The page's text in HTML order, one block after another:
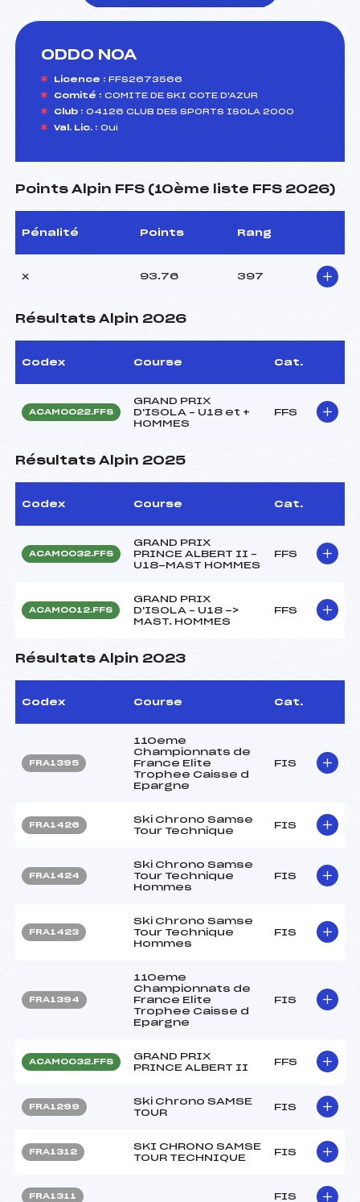
ODDO NOA
Licence : FFS2673566
Comité : COMITE DE SKI COTE D'AZUR
Club : 04126 CLUB DES SPORTS ISOLA 2000
Val. Lic. : Oui
Points Alpin FFS (10ème liste FFS 2026)
Pénalité Points Rang
x 93.76 397
Résultats Alpin 2026
Codex Course Cat.
ACAM0022.FFS
GRAND PRIX
D'ISOLA – U18 et +
HOMMES
FFS
Résultats Alpin 2025
Codex Course Cat.
ACAM0032.FFS
GRAND PRIX
PRINCE ALBERT II –
U18-MAST HOMMES
FFS
ACAM0012.FFS
GRAND PRIX
D'ISOLA – U18 ->
MAST. HOMMES
FFS
Résultats Alpin 2023
Codex Course Cat.
FRA1395
110eme
Championnats de
France Elite
Trophee Caisse d
Epargne
FIS
FRA1426
Ski Chrono Samse
Tour Technique
FIS
FRA1424
Ski Chrono Samse
Tour Technique
Hommes
FIS
FRA1423
Ski Chrono Samse
Tour Technique
Hommes
FIS
FRA1394
110eme
Championnats de
France Elite
Trophee Caisse d
Epargne
FIS
ACAM0032.FFS
GRAND PRIX
PRINCE ALBERT II
FFS
FRA1299
Ski Chrono SAMSE
TOUR
FIS
FRA1312
SKI CHRONO SAMSE
TOUR TECHNIQUE
FIS
FRA1311 FIS